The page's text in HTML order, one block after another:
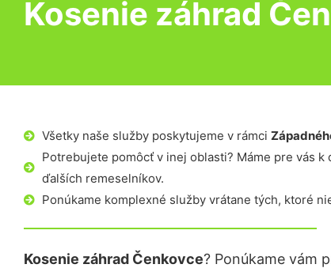
Kosenie záhrad
Všetky naše služby poskytujeme v rámci
Potrebujete pomôcť v inej oblasti? Máme pre vás
ďalších remeselníkov.
Ponúkame komplexné služby vrátane tých, ktoré
Kosenie záhrad Čenkovce? Ponúkame vám